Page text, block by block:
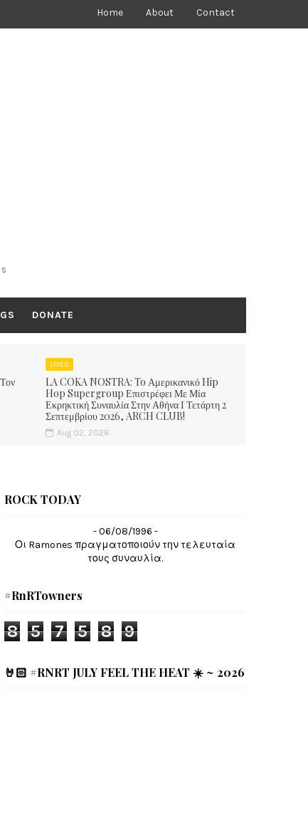
Home About Contact
DONATE
LIVES
LA COKA NOSTRA: To Αμερικανικό Hip
Hop Supergroup Επιστρέφει Με Μία
Εκρηκτική Συναυλία Στην Αθήνα Ι Τετάρτη 2
Σεπτεμβρίου 2026, ARCH CLUB!
Aug 02, 2026
ROCK TODAY
- 06/08/1996 -
Οι Ramones πραγματοποιούν την τελευταία
τους συναυλία.
#RnRTowners
8 5 7 5 8 9
🤘🏻 #RNRT JULY FEEL THE HEAT ☀️ ~ 2026